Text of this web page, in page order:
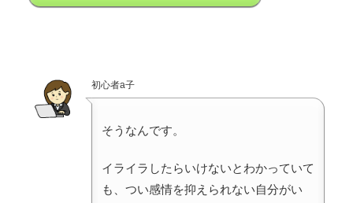
初心者a子
そうなんです。
イライラしたらいけないとわかっていて
も、つい感情を抑えられない自分がい